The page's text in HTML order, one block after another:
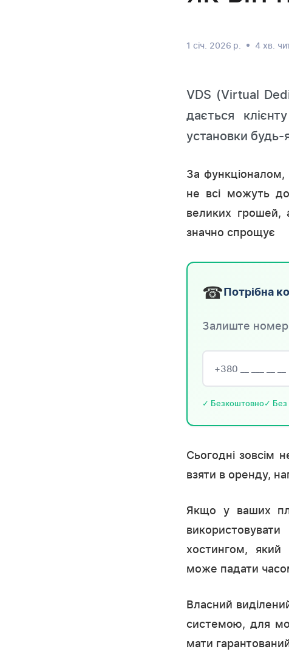
1 січ. 2026 р. 4 хв.
VDS (Virtual
дається
установки будь-
За функціоналом,
не всі можуть
великих грошей,
значно спрощує
☎ Потрібна
Залиште номер
✓ Безкоштовно✓ Без
Сьогодні зовсім
взяти в оренду,
Якщо у ваших
хостингом, який
може падати
Власний
системою, для
мати